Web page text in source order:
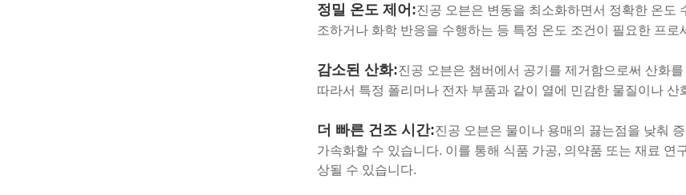
정밀 온도 제어:진공 오븐은 변동을 최소화하면서 정확한 온도
조하거나 화학 반응을 수행하는 등 특정 온도 조건이 필요한 프로
감소된 산화:진공 오븐은 챔버에서 공기를 제거함으로써 산화
따라서 특정 폴리머나 전자 부품과 같이 열에 민감한 물질이나
더 빠른 건조 시간:진공 오븐은 물이나 용매의 끓는점을 낮춰
가속화할 수 있습니다. 이를 통해 식품 가공, 의약품 또는 재료
상될 수 있습니다.